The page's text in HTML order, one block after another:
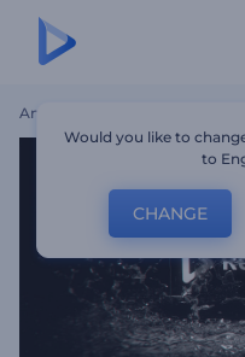
Ana Sayfa Ağır
Would you like to
to
CHANGE